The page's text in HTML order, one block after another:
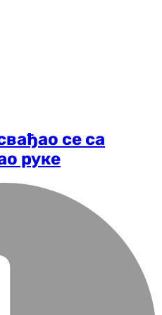
се са
руке